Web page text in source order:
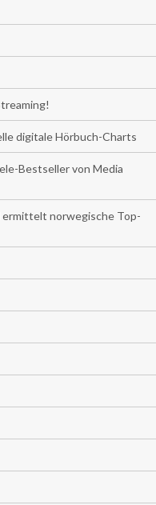
digitale Hörbuch-Charts
Bestseller von Media
norwegische Top-